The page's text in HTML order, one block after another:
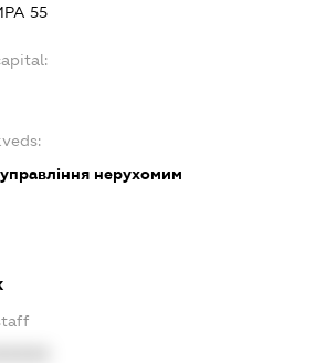
55
нерухомим